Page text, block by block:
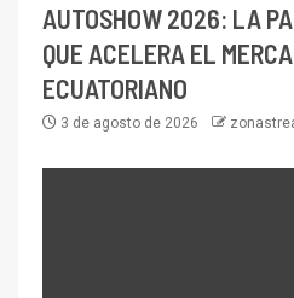
AUTOSHOW 2026: LA
QUE ACELERA EL
ECUATORIANO
3 de agosto de 2026